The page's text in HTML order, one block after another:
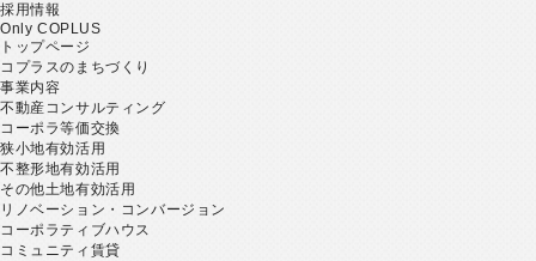
採用情報
Only COPLUS
トップページ
コプラスのまちづくり
事業内容
不動産コンサルティング
コーポラ等価交換
狭小地有効活用
不整形地有効活用
その他土地有効活用
リノベーション・コンバージョン
コーポラティブハウス
コミュニティ賃貸